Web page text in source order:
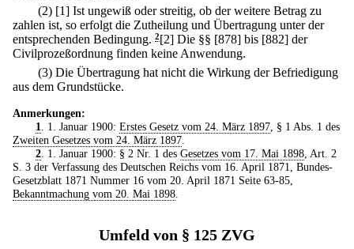
(2) [1] Ist ungewiß oder streitig, ob der weitere Betrag zu
zahlen ist, so erfolgt die Zutheilung und Übertragung unter der
entsprechenden Bedingung. 2[2] Die §§ [878] bis [882] der
Civilprozeßordnung finden keine Anwendung.
(3) Die Übertragung hat nicht die Wirkung der Befriedigung
aus dem Grundstücke.
Anmerkungen:
1
. 1. Januar 1900: Erstes Gesetz vom 24. März 1897, § 1 Abs. 1 des
Zweiten Gesetzes vom 24. März 1897
2. 1. Januar 1900: § 2 Nr. 1 des Gesetzes vom 17. Mai 1898, Art. 2
S. 3 der Verfassung des Deutschen Reichs vom 16. April 1871, Bundes-
Gesetzblatt 1871 Nummer 16 vom 20. April 1871 Seite 63-85,
Bekanntmachung vom 20. Mai 1898
Umfeld von § 125 ZVG